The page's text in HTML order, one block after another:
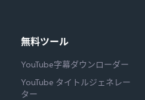
無料ツール
YouTube字幕ダウンローダー
YouTube タイトルジェネレー
ター